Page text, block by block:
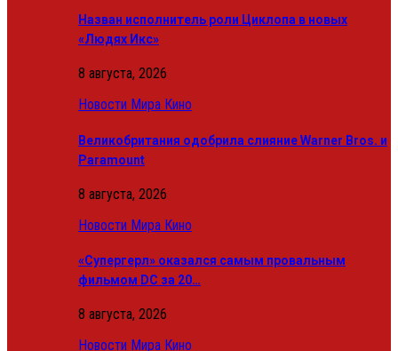
Назван исполнитель роли Циклопа в новых
«Людях Икс»
8 августа, 2026
Новости Мира Кино
Великобритания одобрила слияние Warner Bros. и
Paramount
8 августа, 2026
Новости Мира Кино
«Супергерл» оказался самым провальным
фильмом DC за 20…
8 августа, 2026
Новости Мира Кино